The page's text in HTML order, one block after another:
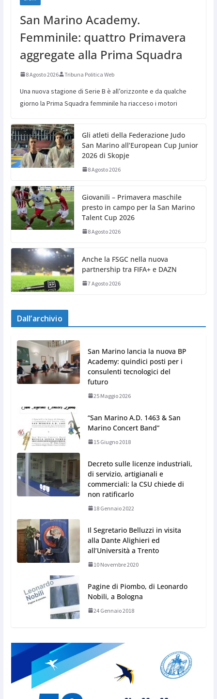
San Marino Academy.
Femminile: quattro Primavera
aggregate alla Prima Squadra
8 Agosto 2026 Tribuna Politica Web
Una nuova stagione di Serie B è all’orizzonte e da qualche
giorno la Prima Squadra femminile ha riacceso i motori
Gli atleti della Federazione Judo
San Marino all’European Cup Junior
2026 di Skopje
8 Agosto 2026
Giovanili – Primavera maschile
presto in campo per la San Marino
Talent Cup 2026
8 Agosto 2026
Anche la FSGC nella nuova
partnership tra FIFA+ e DAZN
7 Agosto 2026
Dall’archivio
San Marino lancia la nuova BP
Academy: quindici posti per i
consulenti tecnologici del
futuro
25 Maggio 2026
“San Marino A.D. 1463 & San
Marino Concert Band”
15 Giugno 2018
Decreto sulle licenze industriali,
di servizio, artigianali e
commerciali: la CSU chiede di
non ratificarlo
18 Gennaio 2022
Il Segretario Belluzzi in visita
alla Dante Alighieri ed
all’Università a Trento
10 Novembre 2020
Pagine di Piombo, di Leonardo
Nobili, a Bologna
24 Gennaio 2018